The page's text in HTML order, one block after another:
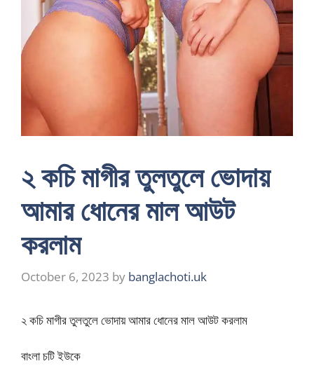
২ কচি মাগীর তুলতুলে ভোদায়
আমার ধোনের মাল আউট
করলাম
October 6, 2023 by banglachoti.uk
২ কচি মাগীর তুলতুলে ভোদায় আমার ধোনের মাল আউট করলাম
বাংলা চটি ইউকে